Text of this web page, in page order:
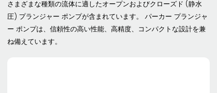
さまざまな種類の流体に適したオープンおよびクローズド (静水
圧) プランジャー ポンプが含まれています。 パーカー プランジャ
ー ポンプは、信頼性の高い性能、高精度、コンパクトな設計を兼
ね備えています。